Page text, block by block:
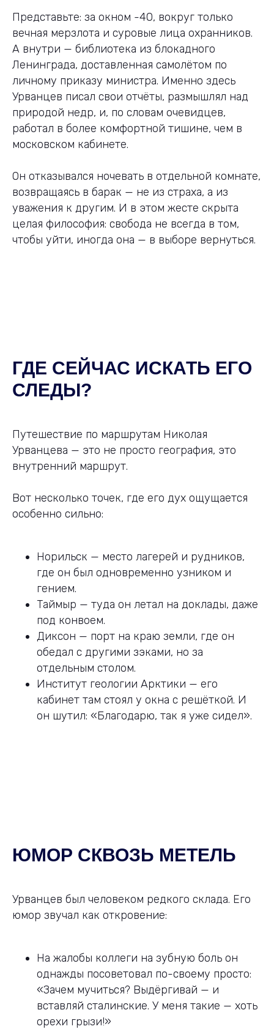
Представьте: за окном -40, вокруг только
вечная мерзлота и суровые лица охранников.
А внутри — библиотека из блокадного
Ленинграда, доставленная самолётом по
личному приказу министра. Именно здесь
Урванцев писал свои отчёты, размышлял над
природой недр, и, по словам очевидцев,
работал в более комфортной тишине, чем в
московском кабинете.
Он отказывался ночевать в отдельной комнате,
возвращаясь в барак — не из страха, а из
уважения к другим. И в этом жесте скрыта
целая философия: свобода не всегда в том,
чтобы уйти, иногда она — в выборе вернуться.
ГДЕ СЕЙЧАС ИСКАТЬ ЕГО
СЛЕДЫ?
Путешествие по маршрутам Николая
Урванцева — это не просто география, это
внутренний маршрут.
Вот несколько точек, где его дух ощущается
особенно сильно:
Норильск — место лагерей и рудников,
где он был одновременно узником и
гением.
Таймыр — туда он летал на доклады, даже
под конвоем.
Диксон — порт на краю земли, где он
обедал с другими зэками, но за
отдельным столом.
Институт геологии Арктики — его
кабинет там стоял у окна с решёткой. И
он шутил: «Благодарю, так я уже сидел».
ЮМОР СКВОЗЬ МЕТЕЛЬ
Урванцев был человеком редкого склада. Его
юмор звучал как откровение:
На жалобы коллеги на зубную боль он
однажды посоветовал по-своему просто:
«Зачем мучиться? Выдёргивай — и
вставляй сталинские. У меня такие — хоть
орехи грызи!»